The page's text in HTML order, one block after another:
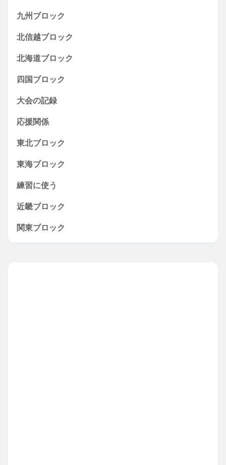
九州ブロック
北信越ブロック
北海道ブロック
四国ブロック
大会の記録
応援関係
東北ブロック
東海ブロック
練習に使う
近畿ブロック
関東ブロック